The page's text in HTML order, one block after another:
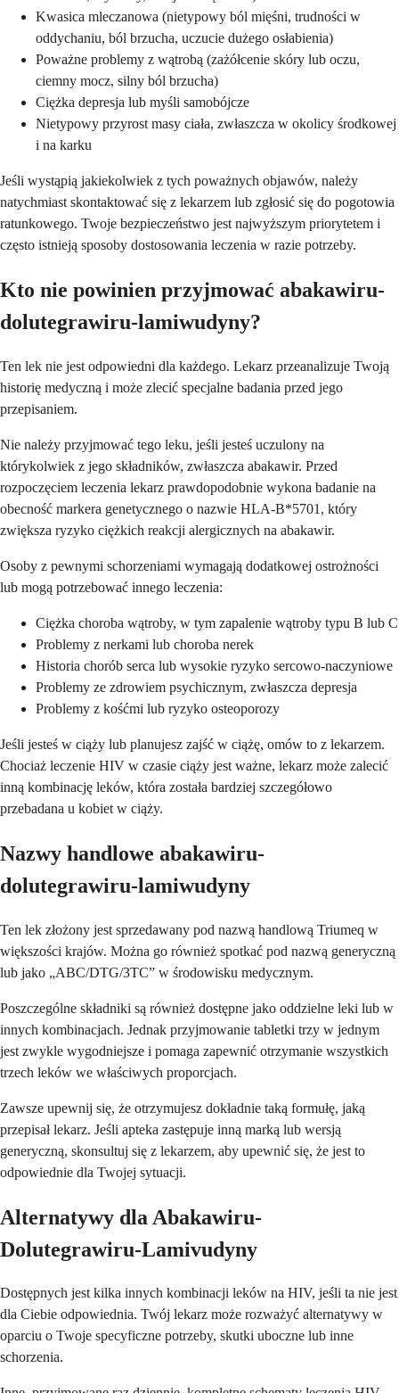
Kwasica mleczanowa (nietypowy ból mięśni, trudności w
oddychaniu, ból brzucha, uczucie dużego osłabienia)
Poważne problemy z wątrobą (zażółcenie skóry lub oczu,
ciemny mocz, silny ból brzucha)
Ciężka depresja lub myśli samobójcze
Nietypowy przyrost masy ciała, zwłaszcza w okolicy środkowej
i na karku
Jeśli wystąpią jakiekolwiek z tych poważnych objawów, należy
natychmiast skontaktować się z lekarzem lub zgłosić się do pogotowia
ratunkowego. Twoje bezpieczeństwo jest najwyższym priorytetem i
często istnieją sposoby dostosowania leczenia w razie potrzeby.
Kto nie powinien przyjmować abakawiru-
dolutegrawiru-lamiwudyny?
Ten lek nie jest odpowiedni dla każdego. Lekarz przeanalizuje Twoją
historię medyczną i może zlecić specjalne badania przed jego
przepisaniem.
Nie należy przyjmować tego leku, jeśli jesteś uczulony na
którykolwiek z jego składników, zwłaszcza abakawir. Przed
rozpoczęciem leczenia lekarz prawdopodobnie wykona badanie na
obecność markera genetycznego o nazwie HLA-B*5701, który
zwiększa ryzyko ciężkich reakcji alergicznych na abakawir.
Osoby z pewnymi schorzeniami wymagają dodatkowej ostrożności
lub mogą potrzebować innego leczenia:
Ciężka choroba wątroby, w tym zapalenie wątroby typu B lub C
Problemy z nerkami lub choroba nerek
Historia chorób serca lub wysokie ryzyko sercowo-naczyniowe
Problemy ze zdrowiem psychicznym, zwłaszcza depresja
Problemy z kośćmi lub ryzyko osteoporozy
Jeśli jesteś w ciąży lub planujesz zajść w ciążę, omów to z lekarzem.
Chociaż leczenie HIV w czasie ciąży jest ważne, lekarz może zalecić
inną kombinację leków, która została bardziej szczegółowo
przebadana u kobiet w ciąży.
Nazwy handlowe abakawiru-
dolutegrawiru-lamiwudyny
Ten lek złożony jest sprzedawany pod nazwą handlową Triumeq w
większości krajów. Można go również spotkać pod nazwą generyczną
lub jako „ABC/DTG/3TC” w środowisku medycznym.
Poszczególne składniki są również dostępne jako oddzielne leki lub w
innych kombinacjach. Jednak przyjmowanie tabletki trzy w jednym
jest zwykle wygodniejsze i pomaga zapewnić otrzymanie wszystkich
trzech leków we właściwych proporcjach.
Zawsze upewnij się, że otrzymujesz dokładnie taką formułę, jaką
przepisał lekarz. Jeśli apteka zastępuje inną marką lub wersją
generyczną, skonsultuj się z lekarzem, aby upewnić się, że jest to
odpowiednie dla Twojej sytuacji.
Alternatywy dla Abakawiru-
Dolutegrawiru-Lamivudyny
Dostępnych jest kilka innych kombinacji leków na HIV, jeśli ta nie jest
dla Ciebie odpowiednia. Twój lekarz może rozważyć alternatywy w
oparciu o Twoje specyficzne potrzeby, skutki uboczne lub inne
schorzenia.